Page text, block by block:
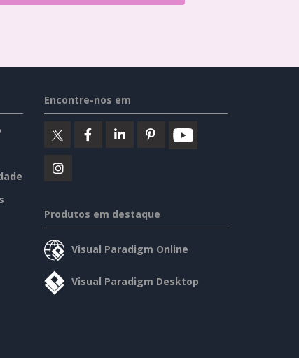
Encontre-nos em
Produtos em destaque
Visual Paradigm Online
Visual Paradigm Desktop